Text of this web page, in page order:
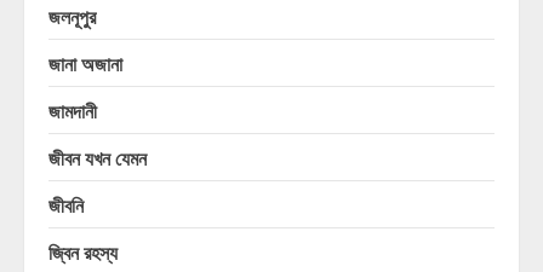
জলনূপুর
জানা অজানা
জামদানী
জীবন যখন যেমন
জীবনি
জ্বিন রহস্য